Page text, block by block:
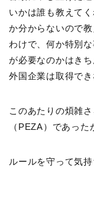
いかは誰も教えて
か分からないので
わけで、何か特別
が必要なのかはき
外国企業は取得で
このあたりの煩雑
（PEZA）であった
ルールを守って気